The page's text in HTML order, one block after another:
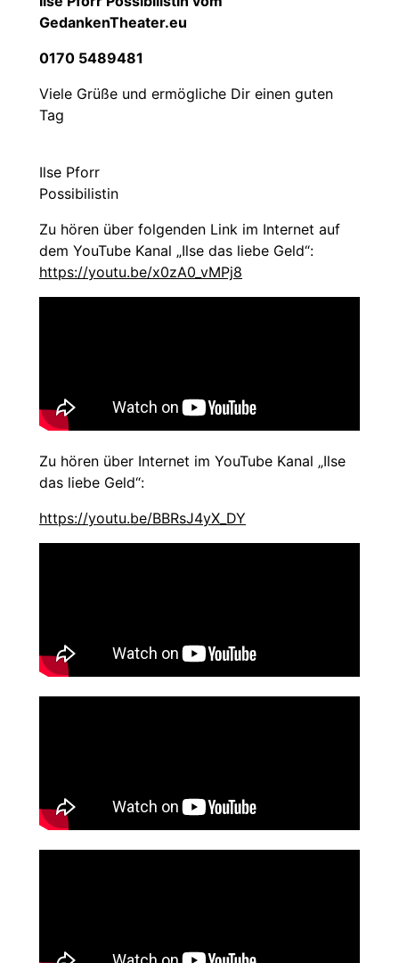
GedankenTheater.eu
0170 5489481
Viele Grüße und ermögliche Dir einen guten
Tag
Ilse Pforr
Possibilistin
Zu hören über folgenden Link im Internet auf
dem YouTube Kanal „Ilse das liebe Geld“:
https://youtu.be/x0zA0_vMPj8
Zu hören über Internet im YouTube Kanal „Ilse
das liebe Geld“:
https://youtu.be/BBRsJ4yX_DY